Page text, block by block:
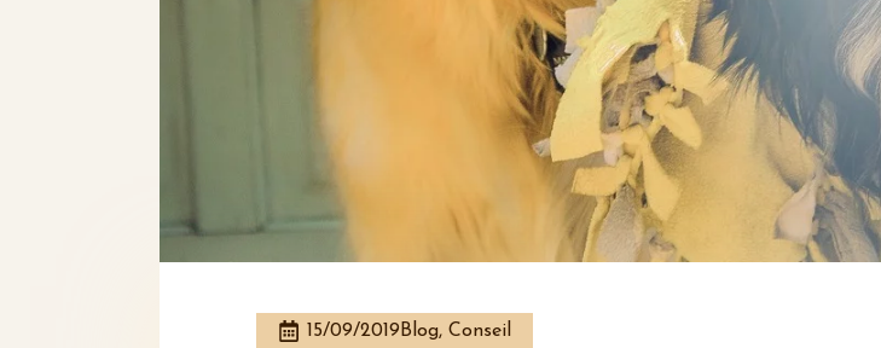
15/09/2019 Blog, Conseil